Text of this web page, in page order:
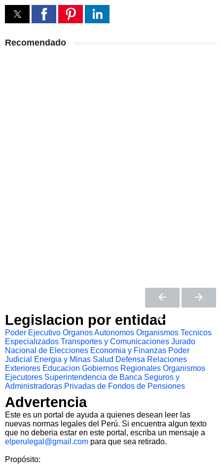
Recomendado
Legislacion por entidad
Poder Ejecutivo Organos Autonomos Organismos Tecnicos
Especializados Transportes y Comunicaciones Jurado
Nacional de Elecciones Economia y Finanzas Poder
Judicial
Energia y Minas Salud Defensa Relaciones
Exteriores Educacion Gobiernos Regionales Organismos
Ejecutores Superintendencia de Banca Seguros y
Administradoras Privadas de Fondos de Pensiones
Advertencia
Este es un portal de ayuda a quienes desean leer las
nuevas normas legales del Perú. Si encuentra algun texto
que no deberia estar en este portal, escriba un mensaje a
elperulegal@gmail.com para que sea retirado.
Propósito: